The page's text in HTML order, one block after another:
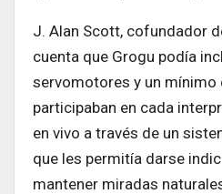
J. Alan Scott, cofundador
cuenta que Grogu podía
servomotores y un mínimo
participaban en cada
en vivo a través de un
que les permitía darse
mantener miradas